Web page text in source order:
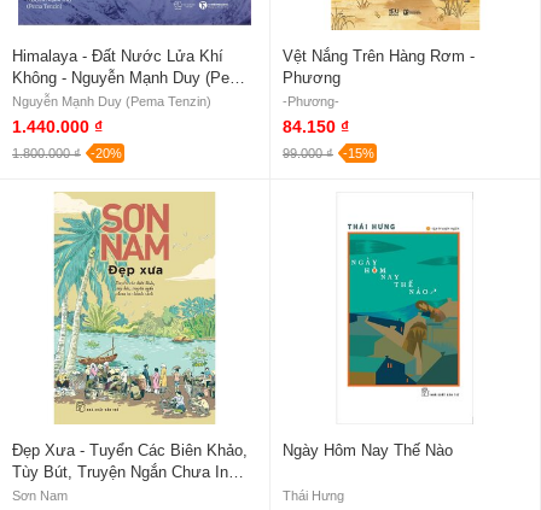
Himalaya - Đất Nước Lửa Khí
Không - Nguyễn Mạnh Duy (Pema
Tenzin)
Nguyễn Mạnh Duy (Pema Tenzin)
1.440.000 ₫
1.800.000 ₫ -20%
Vệt Nắng Trên Hàng Rơm -
Phương
-Phương-
84.150 ₫
99.000 ₫ -15%
Đẹp Xưa - Tuyển Các Biên Khảo,
Tùy Bút, Truyện Ngắn Chưa In
Thành Sách
Sơn Nam
Ngày Hôm Nay Thế Nào
Thái Hưng